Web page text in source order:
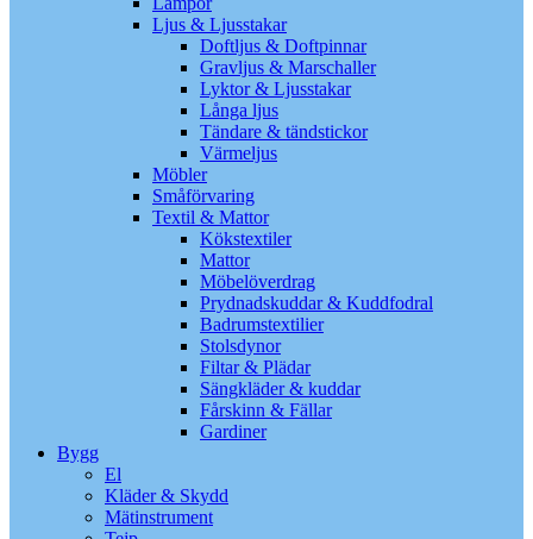
Ljus & Ljusstakar
Doftljus & Doftpinnar
Gravljus & Marschaller
Lyktor & Ljusstakar
Långa ljus
Tändare & tändstickor
Värmeljus
Möbler
Småförvaring
Textil & Mattor
Kökstextiler
Mattor
Möbelöverdrag
Prydnadskuddar & Kuddfodral
Badrumstextilier
Stolsdynor
Filtar & Plädar
Sängkläder & kuddar
Fårskinn & Fällar
Gardiner
Bygg
El
Kläder & Skydd
Mätinstrument